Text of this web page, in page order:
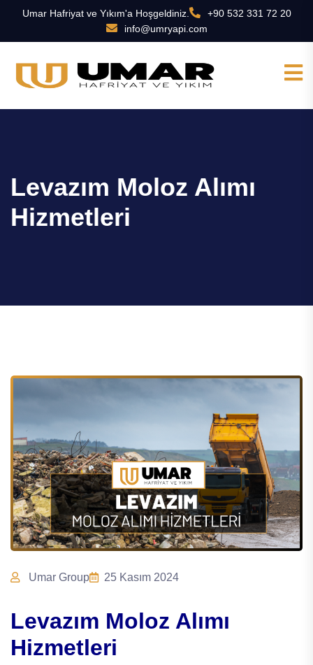
Umar Hafriyat ve Yıkım'a Hoşgeldiniz.
+90 532 331 72 20
info@umryapi.com
Levazım Moloz Alımı
Hizmetleri
Umar Group 25 Kasım 2024
Levazım Moloz Alımı
Hizmetleri